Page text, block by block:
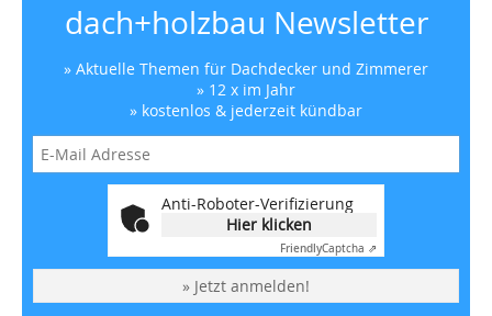
dach+holzbau Newsletter
» Aktuelle Themen für Dachdecker und Zimmerer
» 12 x im Jahr
» kostenlos & jederzeit kündbar
Anti-Roboter-Verifizierung
Hier klicken
FriendlyCaptcha ⇗
» Jetzt anmelden!